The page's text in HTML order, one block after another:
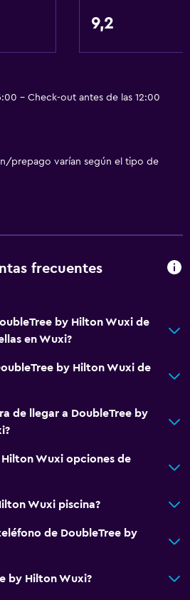
tintorería
9,2
- Check-out antes de las 12:00
prepago varían según el tipo de
frecuentes
by Hilton Wuxi de
en Wuxi?
by Hilton Wuxi de
de llegar a DoubleTree by
Wuxi opciones de
Wuxi piscina?
de DoubleTree by
by Hilton Wuxi?